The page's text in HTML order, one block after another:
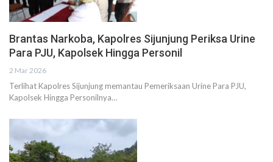
Brantas Narkoba, Kapolres Sijunjung Periksa Urine
Para PJU, Kapolsek Hingga Personil
2 Mar 2026
Terlihat Kapolres Sijunjung memantau Pemeriksaan Urine Para PJU,
Kapolsek Hingga Personilnya…